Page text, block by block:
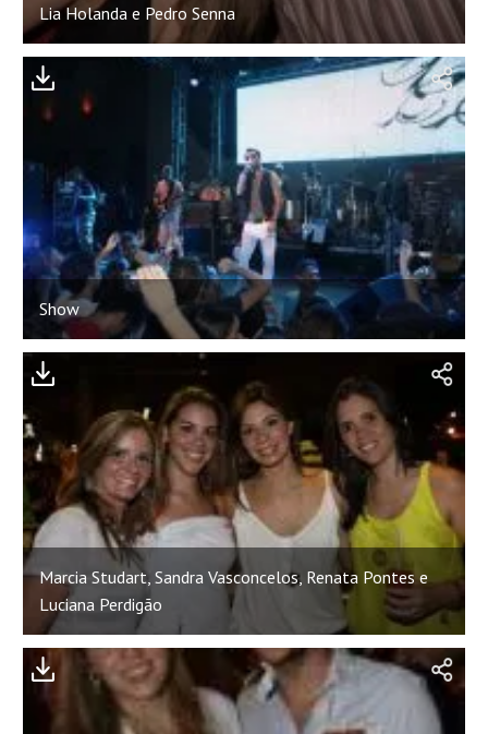
Lia Holanda e Pedro Senna
Show
Marcia Studart, Sandra Vasconcelos, Renata Pontes e
Luciana Perdigão